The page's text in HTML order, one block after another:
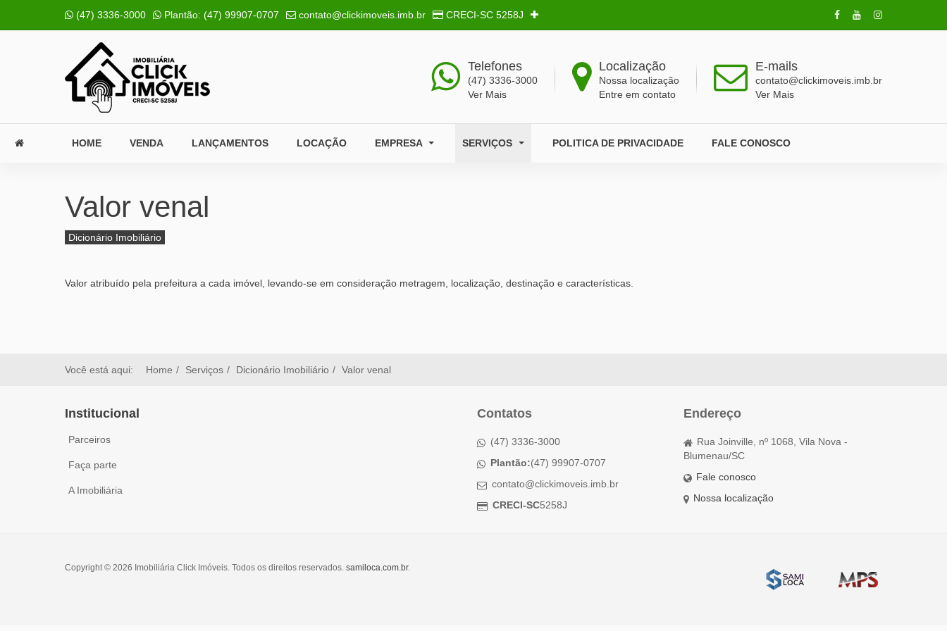
(47) 3336-3000 Plantão: (47) 99907-0707 contato@clickimoveis.imb.br CRECI-SC 5258J
Telefones
(47) 3336-3000
Ver Mais
Localização
Nossa localização
Entre em contato
E-mails
contato@clickimoveis.imb.br
Ver Mais
HOME VENDA LANÇAMENTOS LOCAÇÃO EMPRESA SERVIÇOS POLITICA DE PRIVACIDADE FALE CONOSCO
Valor venal
Dicionário Imobiliário
Valor atribuído pela prefeitura a cada imóvel, levando-se em consideração metragem, localização, destinação e características.
Você está aqui: Home Serviços Dicionário Imobiliário Valor venal
Institucional
Parceiros
Faça parte
A Imobiliária
Contatos
(47) 3336-3000
Plantão:(47) 99907-0707
contato@clickimoveis.imb.br
CRECI-SC5258J
Endereço
Rua Joinville, nº 1068, Vila Nova -
Blumenau/SC
Fale conosco
Nossa localização
Copyright © 2026 Imobiliária Click Imóveis. Todos os direitos reservados. samiloca.com.br.